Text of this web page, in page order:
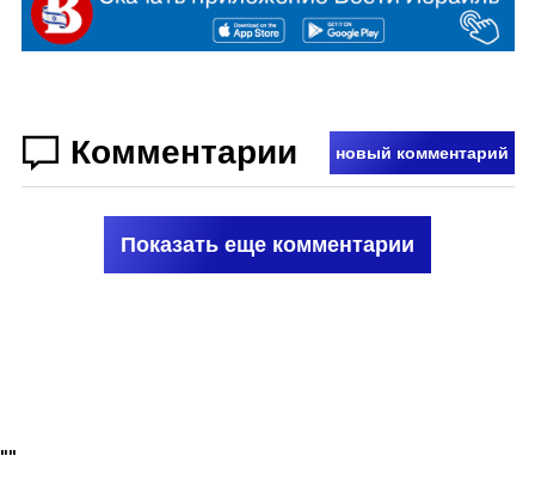
Комментарии новый комментарий
Показать еще комментарии
""